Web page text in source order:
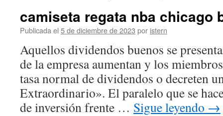
camiseta regata nba chicago
Publicada el 5 de diciembre de 2023 por istern
Aquellos dividendos buenos se
de la empresa aumentan y los
tasa normal de dividendos o decreten
Extraordinario». El paralelo que se
de inversión frente … Sigue leyendo →